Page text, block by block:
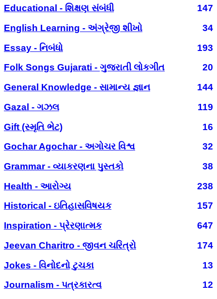
Educational - શિક્ષણ સંબંધી
147
English Learning - અંગ્રેજી શીખો
34
Essay - નિબંધો
193
Folk Songs Gujarati - ગુજરાતી લોકગીત
20
General Knowledge - સામાન્ય જ્ઞાન
144
Gazal - ગઝલ
119
Gift (સ્મૃતિ ભેટ)
16
Gochar Agochar - અગોચર વિશ્વ
32
Grammar - વ્યાકરણના પુસ્તકો
38
Health - આરોગ્ય
238
Historical - ઇતિહાસવિષયક
157
Inspiration - પ્રેરણાત્મક
647
Jeevan Charitro - જીવન ચરિત્રો
174
Jokes - વિનોદનો ટુચકા
13
Journalism - પત્રકારત્વ
12